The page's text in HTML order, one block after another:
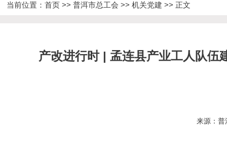
当前位置： 首页 >> 普洱市总工会 >> 机关党建 >> 正文
产改进行时 | 孟连县产业工人队伍
来源：